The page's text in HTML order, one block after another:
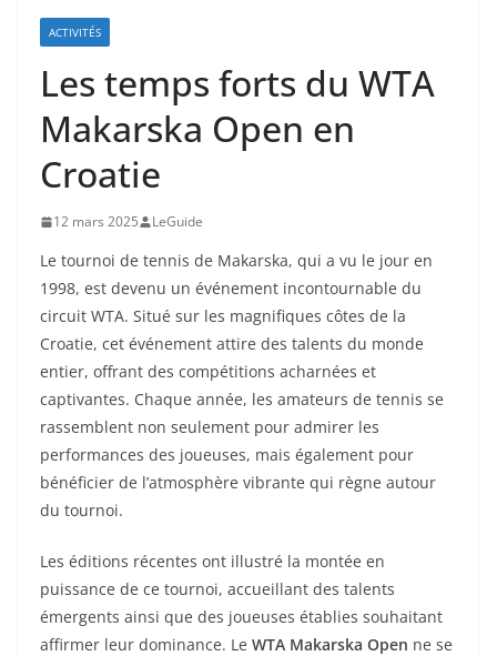
ACTIVITÉS
Les temps forts du WTA
Makarska Open en
Croatie
12 mars 2025 LeGuide
Le tournoi de tennis de Makarska, qui a vu le jour en
1998, est devenu un événement incontournable du
circuit WTA. Situé sur les magnifiques côtes de la
Croatie, cet événement attire des talents du monde
entier, offrant des compétitions acharnées et
captivantes. Chaque année, les amateurs de tennis se
rassemblent non seulement pour admirer les
performances des joueuses, mais également pour
bénéficier de l’atmosphère vibrante qui règne autour
du tournoi.
Les éditions récentes ont illustré la montée en
puissance de ce tournoi, accueillant des talents
émergents ainsi que des joueuses établies souhaitant
affirmer leur dominance. Le WTA Makarska Open ne se